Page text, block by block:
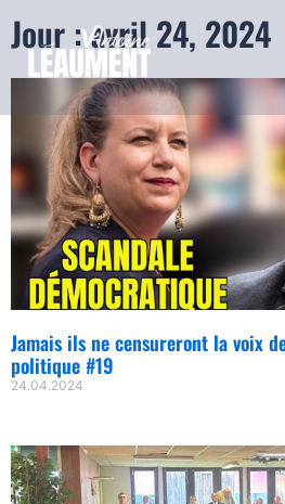
Jour : avril 24, 2024
Jamais ils ne censureront la voix
politique #19
24.04.2024